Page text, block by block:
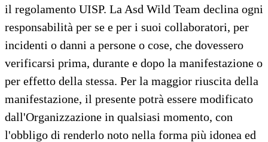
il regolamento UISP. La Asd Wild Team declina ogni
responsabilità per se e per i suoi collaboratori, per
incidenti o danni a persone o cose, che dovessero
verificarsi prima, durante e dopo la manifestazione o
per effetto della stessa. Per la maggior riuscita della
manifestazione, il presente potrà essere modificato
dall'Organizzazione in qualsiasi momento, con
l'obbligo di renderlo noto nella forma più idonea ed